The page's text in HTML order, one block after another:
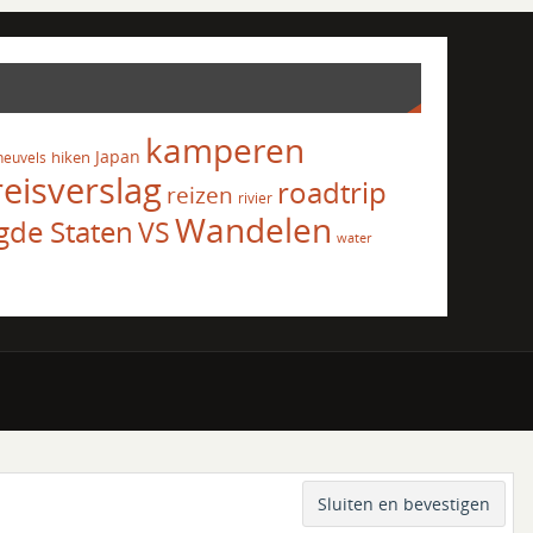
hiken Japan kamperen
reizen rivier roadtrip
StatenVSWandelen water